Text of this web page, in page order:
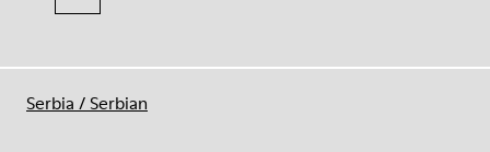
Serbia /Serbian